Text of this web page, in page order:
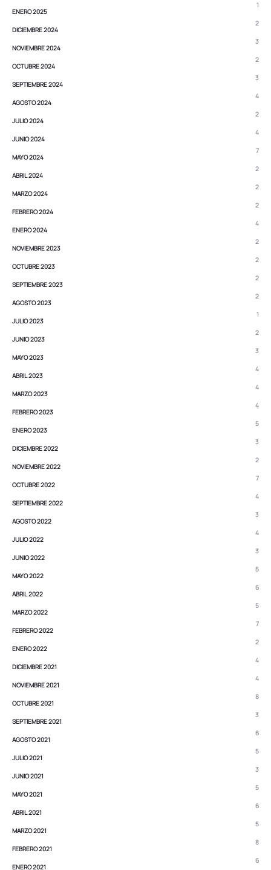
ENERO 2025
1
DICIEMBRE 2024
2
NOVIEMBRE 2024
3
OCTUBRE 2024
2
SEPTIEMBRE 2024
3
AGOSTO 2024
4
JULIO 2024
2
JUNIO 2024
4
MAYO 2024
7
ABRIL 2024
2
MARZO 2024
2
FEBRERO 2024
2
ENERO 2024
4
NOVIEMBRE 2023
2
OCTUBRE 2023
2
SEPTIEMBRE 2023
2
AGOSTO 2023
2
JULIO 2023
1
JUNIO 2023
2
MAYO 2023
3
ABRIL 2023
4
MARZO 2023
4
FEBRERO 2023
4
ENERO 2023
5
DICIEMBRE 2022
3
NOVIEMBRE 2022
2
OCTUBRE 2022
7
SEPTIEMBRE 2022
4
AGOSTO 2022
3
JULIO 2022
4
JUNIO 2022
3
MAYO 2022
5
ABRIL 2022
6
MARZO 2022
5
FEBRERO 2022
7
ENERO 2022
2
DICIEMBRE 2021
4
NOVIEMBRE 2021
4
OCTUBRE 2021
8
SEPTIEMBRE 2021
3
AGOSTO 2021
6
JULIO 2021
5
JUNIO 2021
3
MAYO 2021
5
ABRIL 2021
6
MARZO 2021
5
FEBRERO 2021
8
ENERO 2021
6